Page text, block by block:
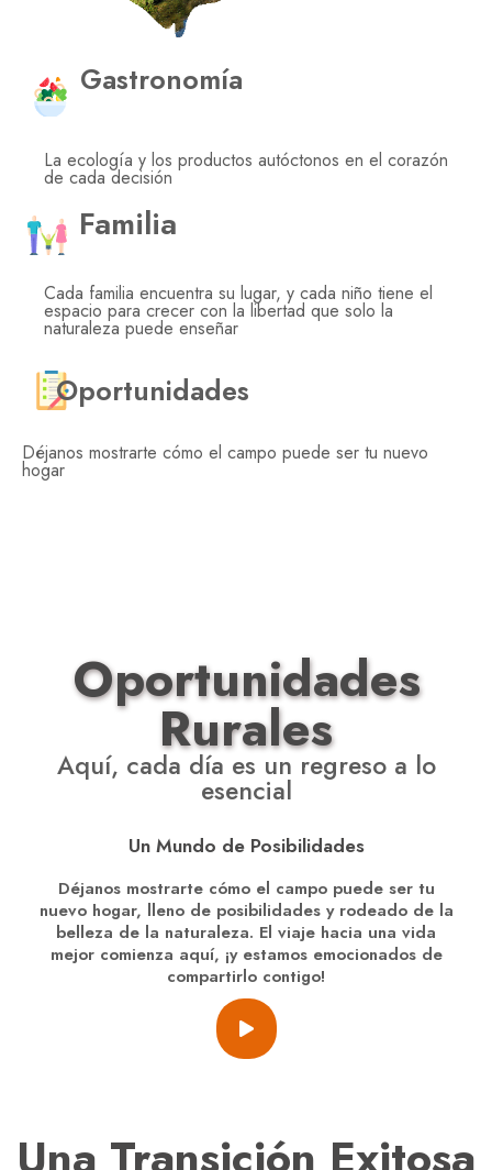
Gastronomía
La ecología y los productos autóctonos en el corazón
de cada decisión
Familia
Cada familia encuentra su lugar, y cada niño tiene el
espacio para crecer con la libertad que solo la
naturaleza puede enseñar
Oportunidades
Déjanos mostrarte cómo el campo puede ser tu nuevo
hogar
Oportunidades
Rurales
Aquí, cada día es un regreso a lo
esencial
Un Mundo de Posibilidades
Déjanos mostrarte cómo el campo puede ser tu
nuevo hogar, lleno de posibilidades y rodeado de la
belleza de la naturaleza. El viaje hacia una vida
mejor comienza aquí, ¡y estamos emocionados de
compartirlo contigo!